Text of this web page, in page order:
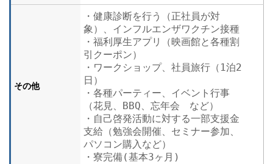
その他
・健康診断を行う（正社員が対
象）、インフルエンザワクチン接種
・福利厚生アプリ（映画館と各種割
引クーポン）
・ワークショップ、社員旅行（1泊2
日）
・各種パーティー、イベント行事
（花見、BBQ、忘年会 など）
・自己啓発活動に対する一部支援金
支給（勉強会開催、セミナー参加、
パソコン購入など）
・寮完備(基本3ヶ月)